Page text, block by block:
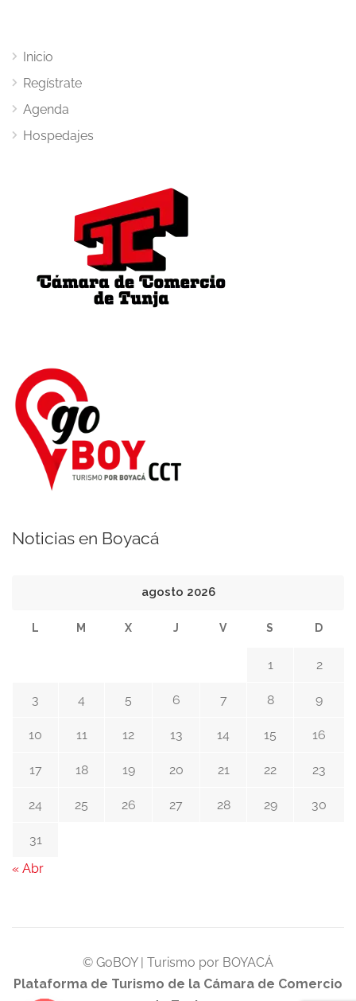
Inicio
Regístrate
Agenda
Hospedajes
Noticias en Boyacá
agosto 2026
L M X J V S D
1 2
3 4 5 6 7 8 9
10 11 12 13 14 15 16
17 18 19 20 21 22 23
24 25 26 27 28 29 30
31
« Abr
© GoBOY | Turismo por BOYACÁ
Plataforma de Turismo de la Cámara de Comercio